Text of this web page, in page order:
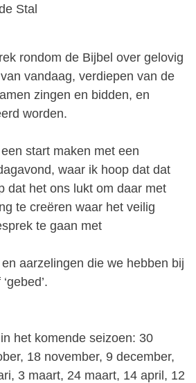
Stal
rondom de Bijbel over gelovig
vandaag, verdiepen van de
zingen en bidden, en
worden.
start maken met een
waar ik hoop dat dat
dat het ons lukt om daar met
te creëren waar het veilig
te gaan met
aarzelingen die we hebben bij
‘gebed’.
het komende seizoen: 30
18 november, 9 december,
3 maart, 24 maart, 14 april, 12